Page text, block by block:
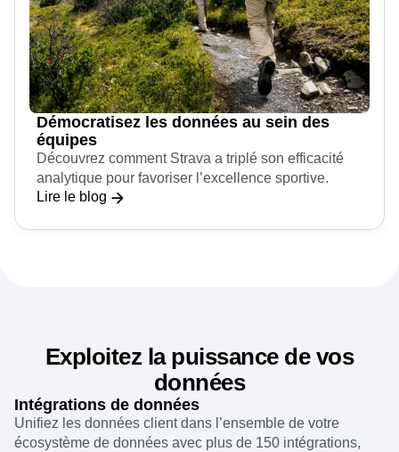
Démocratisez les données au sein des
équipes
Découvrez comment Strava a triplé son efficacité
analytique pour favoriser l’excellence sportive.
Lire le blog
Exploitez la puissance de vos
données
Intégrations de données
Unifiez les données client dans l’ensemble de votre
écosystème de données avec plus de 150 intégrations,